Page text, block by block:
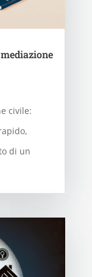
civile:
di un